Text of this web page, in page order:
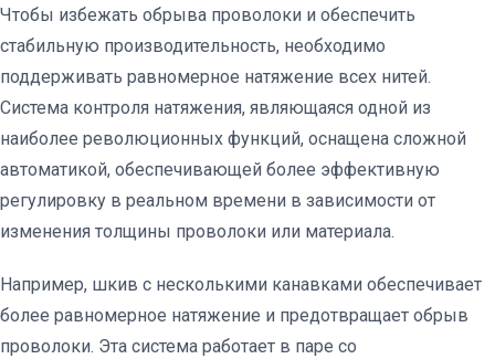
Чтобы избежать обрыва проволоки и обеспечить
стабильную производительность, необходимо
поддерживать равномерное натяжение всех нитей.
Система контроля натяжения, являющаяся одной из
наиболее революционных функций, оснащена сложной
автоматикой, обеспечивающей более эффективную
регулировку в реальном времени в зависимости от
изменения толщины проволоки или материала.
Например, шкив с несколькими канавками обеспечивает
более равномерное натяжение и предотвращает обрыв
проволоки. Эта система работает в паре со